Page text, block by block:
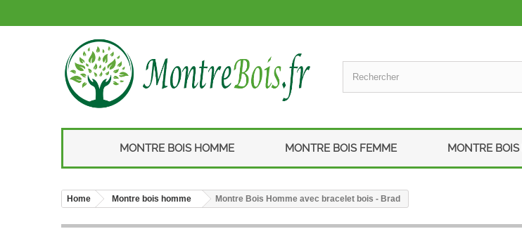
MONTRE BOIS HOMME MONTRE BOIS FEMME MONTRE
Home Montre bois homme Montre Bois Homme avec bracelet bois - Brad